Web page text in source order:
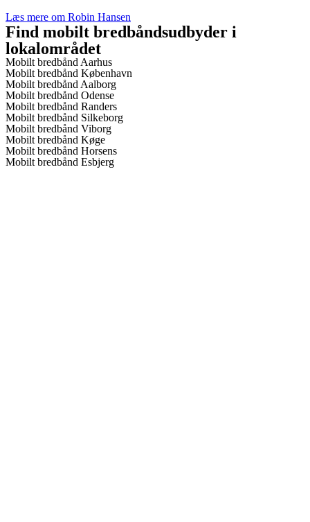
Læs mere om Robin Hansen
Find mobilt bredbåndsudbyder i
lokalområdet
Mobilt bredbånd Aarhus
Mobilt bredbånd København
Mobilt bredbånd Aalborg
Mobilt bredbånd Odense
Mobilt bredbånd Randers
Mobilt bredbånd Silkeborg
Mobilt bredbånd Viborg
Mobilt bredbånd Køge
Mobilt bredbånd Horsens
Mobilt bredbånd Esbjerg